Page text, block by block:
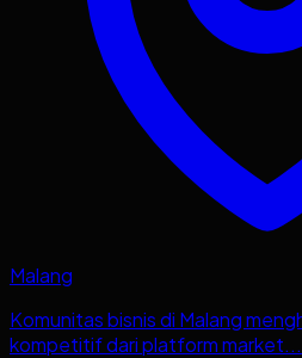
Malang
Komunitas bisnis di Malang
kompetitif dari platform market...